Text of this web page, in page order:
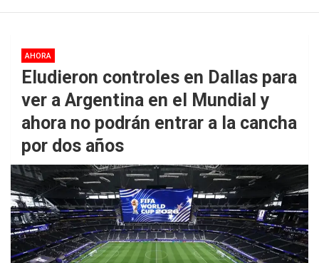
AHORA
Eludieron controles en Dallas para
ver a Argentina en el Mundial y
ahora no podrán entrar a la cancha
por dos años